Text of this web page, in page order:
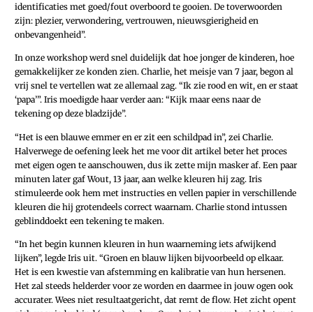
identificaties met goed/fout overboord te gooien. De toverwoorden
zijn: plezier, verwondering, vertrouwen, nieuwsgierigheid en
onbevangenheid”.
In onze workshop werd snel duidelijk dat hoe jonger de kinderen, hoe
gemakkelijker ze konden zien. Charlie, het meisje van 7 jaar, begon al
vrij snel te vertellen wat ze allemaal zag. “Ik zie rood en wit, en er staat
‘papa’”. Iris moedigde haar verder aan: “Kijk maar eens naar de
tekening op deze bladzijde”.
“Het is een blauwe emmer en er zit een schildpad in”, zei Charlie.
Halverwege de oefening leek het me voor dit artikel beter het proces
met eigen ogen te aanschouwen, dus ik zette mijn masker af. Een paar
minuten later gaf Wout, 13 jaar, aan welke kleuren hij zag. Iris
stimuleerde ook hem met instructies en vellen papier in verschillende
kleuren die hij grotendeels correct waarnam. Charlie stond intussen
geblinddoekt een tekening te maken.
“In het begin kunnen kleuren in hun waarneming iets afwijkend
lijken”, legde Iris uit. “Groen en blauw lijken bijvoorbeeld op elkaar.
Het is een kwestie van afstemming en kalibratie van hun hersenen.
Het zal steeds helderder voor ze worden en daarmee in jouw ogen ook
accurater. Wees niet resultaatgericht, dat remt de flow. Het zicht opent